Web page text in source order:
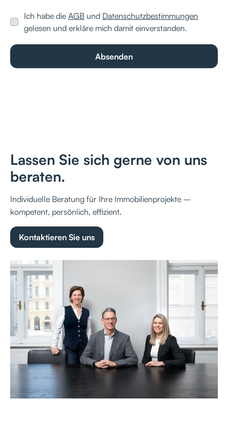
Ich habe dieAGB und Datenschutzbestimmungen
gelesen und erkläre mich damit einverstanden.
Lassen Sie sich gerne von uns
beraten.
Individuelle Beratung für Ihre Immobilienprojekte –
kompetent, persönlich, effizient.
Kontaktieren Sie uns